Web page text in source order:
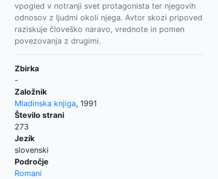
vpogled v notranji svet protagonista ter njegovih
odnosov z ljudmi okoli njega. Avtor skozi pripoved
raziskuje človeško naravo, vrednote in pomen
povezovanja z drugimi.
Zbirka
-
Založnik
Mladinska knjiga, 1991
Število strani
273
Jezik
slovenski
Področje
Romani